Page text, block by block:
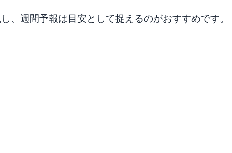
、週間予報は目安として捉えるのがおすすめです。